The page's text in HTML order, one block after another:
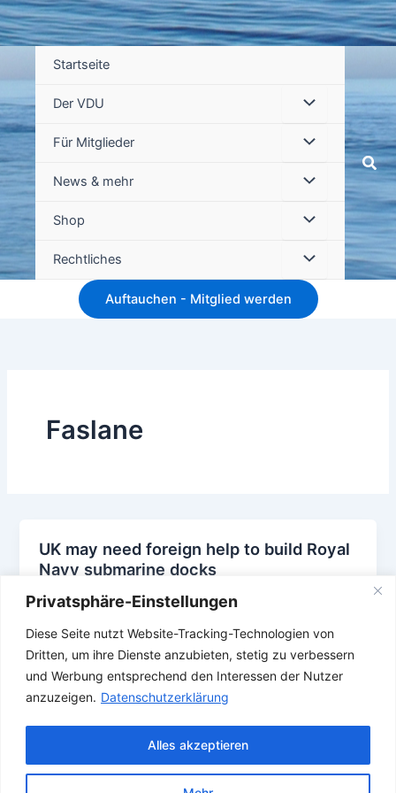
Privatsphäre-Einstellungen
Diese Seite nutzt Website-Tracking-Technologien von
Dritten, um ihre Dienste anzubieten, stetig zu verbessern
und Werbung entsprechend den Interessen der Nutzer
anzuzeigen. Datenschutzerklärung
Alles akzeptieren
Startseite
Der VDU
Für Mitglieder
News & mehr
Shop
Rechtliches
Auftauchen - Mitglied werden
Faslane
UK may need foreign help to build Royal
Navy submarine docks
11. Mai 2026
AUKUS, England , EUSTON, Faslane ,Großbritannien
Royal Navy, Submarine U Boot , ,Uboot
United
Kingdom